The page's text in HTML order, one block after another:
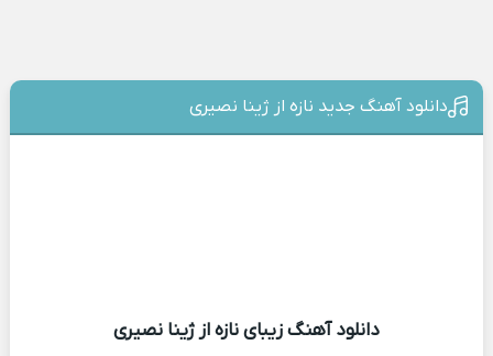
دانلود آهنگ جدید نازه از ژینا نصیری
دانلود آهنگ زیبای نازه از ژینا نصیری